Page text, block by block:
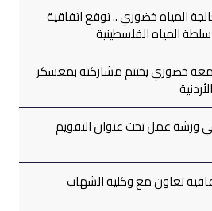
المياه خضوري .. توقع اتفاقية
المياه الفلسطينية
خضوري يختتم مشاركته بمعسكر
ورشة عمل تحت عنوان التقويم
تعاون مع وكلية الشهاب